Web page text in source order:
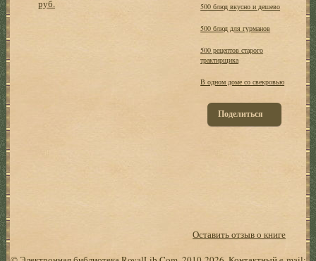
руб.
500 блюд вкусно и дешево
500 блюд для гурманов
500 рецептов старого
трактирщика
В одном доме со свекровью
Поделиться
Оставить отзыв о книге